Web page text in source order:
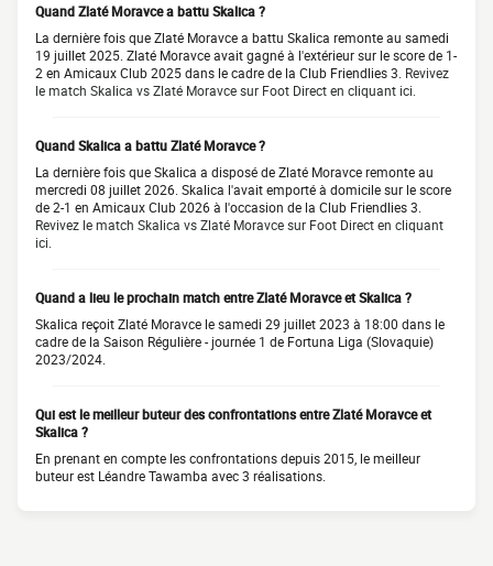
Quand Zlaté Moravce a battu Skalica ?
La dernière fois que Zlaté Moravce a battu Skalica remonte au samedi
19 juillet 2025. Zlaté Moravce avait gagné à l'extérieur sur le score de 1-
2 en Amicaux Club 2025 dans le cadre de la Club Friendlies 3. Revivez
le match Skalica vs Zlaté Moravce sur Foot Direct en cliquant ici.
Quand Skalica a battu Zlaté Moravce ?
La dernière fois que Skalica a disposé de Zlaté Moravce remonte au
mercredi 08 juillet 2026. Skalica l'avait emporté à domicile sur le score
de 2-1 en Amicaux Club 2026 à l'occasion de la Club Friendlies 3.
Revivez le match Skalica vs Zlaté Moravce sur Foot Direct en cliquant
ici.
Quand a lieu le prochain match entre Zlaté Moravce et Skalica ?
Skalica reçoit Zlaté Moravce le samedi 29 juillet 2023 à 18:00 dans le
cadre de la Saison Régulière - journée 1 de Fortuna Liga (Slovaquie)
2023/2024.
Qui est le meilleur buteur des confrontations entre Zlaté Moravce et
Skalica ?
En prenant en compte les confrontations depuis 2015, le meilleur
buteur est Léandre Tawamba avec 3 réalisations.